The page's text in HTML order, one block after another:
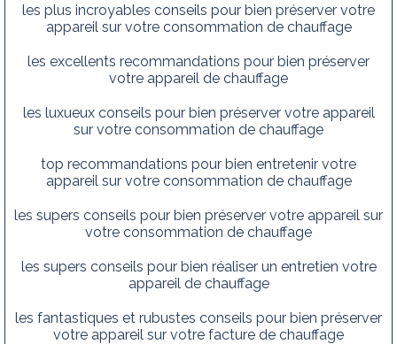
les plus incroyables conseils pour bien préserver votre
appareil sur votre consommation de chauffage
les excellents recommandations pour bien préserver
votre appareil de chauffage
les luxueux conseils pour bien préserver votre appareil
sur votre consommation de chauffage
top recommandations pour bien entretenir votre
appareil sur votre consommation de chauffage
les supers conseils pour bien préserver votre appareil sur
votre consommation de chauffage
les supers conseils pour bien réaliser un entretien votre
appareil de chauffage
les fantastiques et rubustes conseils pour bien préserver
votre appareil sur votre facture de chauffage